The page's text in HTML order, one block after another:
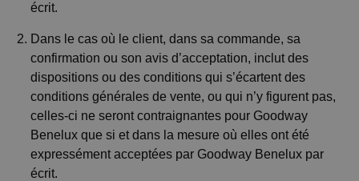
écrit.
Dans le cas où le client, dans sa commande, sa
confirmation ou son avis d’acceptation, inclut des
dispositions ou des conditions qui s’écartent des
conditions générales de vente, ou qui n’y figurent pas,
celles-ci ne seront contraignantes pour Goodway
Benelux que si et dans la mesure où elles ont été
expressément acceptées par Goodway Benelux par
écrit.